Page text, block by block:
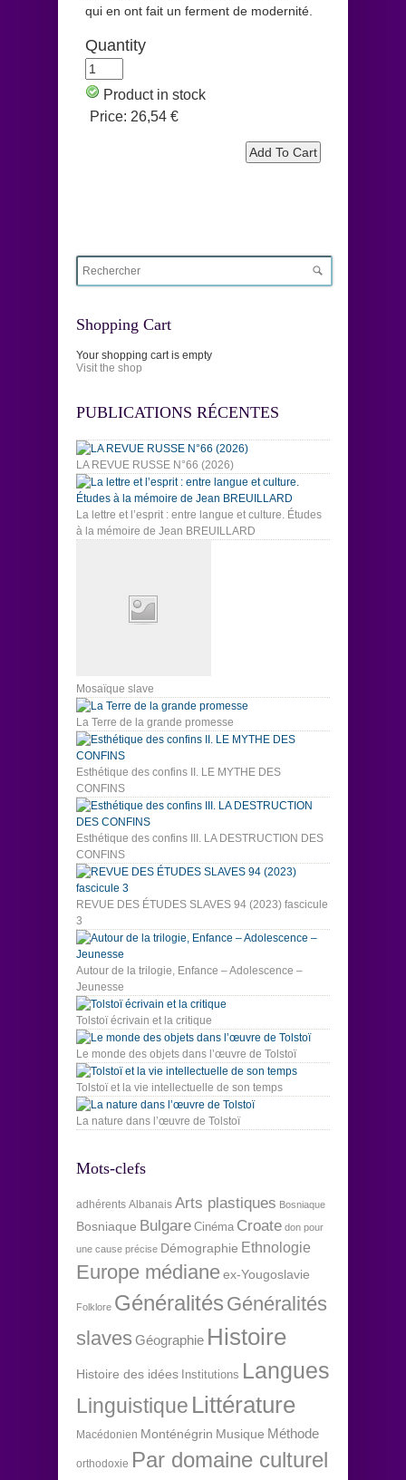
qui en ont fait un ferment de modernité.
Quantity
Product in stock
Price: 26,54 €
Shopping Cart
Your shopping cart is empty
Visit the shop
PUBLICATIONS RÉCENTES
LA REVUE RUSSE N°66 (2026)
La lettre et l’esprit : entre langue et culture. Études
à la mémoire de Jean BREUILLARD
Mosaïque slave
La Terre de la grande promesse
Esthétique des confins II. LE MYTHE DES
CONFINS
Esthétique des confins III. LA DESTRUCTION DES
CONFINS
REVUE DES ÉTUDES SLAVES 94 (2023) fascicule
3
Autour de la trilogie, Enfance – Adolescence –
Jeunesse
Tolstoï écrivain et la critique
Le monde des objets dans l’œuvre de Tolstoï
Tolstoï et la vie intellectuelle de son temps
La nature dans l’œuvre de Tolstoï
Mots-clefs
adhérents Albanais Arts plastiques Bosniaque
Bosniaque Bulgare Cinéma Croate don pour
une cause précise Démographie Ethnologie
Europe médianeex-Yougoslavie
Folklore Généralités Généralités
slaves Géographie Histoire
Histoire des idées Institutions Langues
Linguistique Littérature
Macédonien Monténégrin Musique Méthode
orthodoxie Par domaine culturel